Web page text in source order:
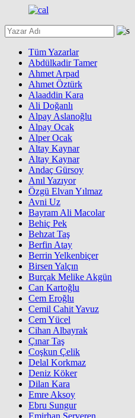
Tüm Yazarlar
Abdülkadir Tamer
Ahmet Arpad
Ahmet Öztürk
Alaaddin Kara
Ali Doğanlı
Alpay Aslanoğlu
Alpay Ocak
Alper Ocak
Altay Kaynar
Altay Kaynar
Andaç Gürsoy
Anıl Yazıyor
Özgü Elvan Yılmaz
Avni Uz
Bayram Ali Macolar
Behiç Pek
Behzat Taş
Berfin Atay
Berrin Yelkenbiçer
Birsen Yalçın
Burçak Melike Akgün
Can Kartoğlu
Cem Eroğlu
Cemil Cahit Yavuz
Cem Yücel
Cihan Albayrak
Çınar Taş
Coşkun Çelik
Delal Korkmaz
Deniz Köker
Dilan Kara
Emre Aksoy
Ebru Sungur
Emirhan Serveren